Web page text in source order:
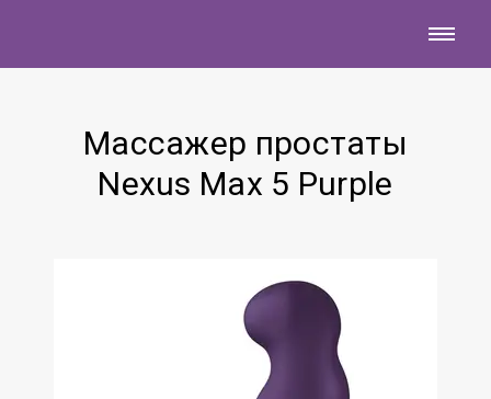
Массажер простаты
Nexus Max 5 Purple